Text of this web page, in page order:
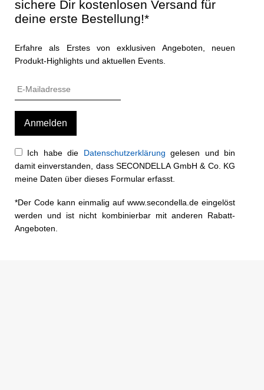
sichere Dir kostenlosen Versand für
deine erste Bestellung!*
Erfahre als Erstes von exklusiven Angeboten, neuen
Produkt-Highlights und aktuellen Events.
Ich habe die Datenschutzerklärung gelesen und bin
damit einverstanden, dass SECONDELLA GmbH & Co. KG
meine Daten über dieses Formular erfasst.
*Der Code kann einmalig auf www.secondella.de eingelöst
werden und ist nicht kombinierbar mit anderen Rabatt-
Angeboten.